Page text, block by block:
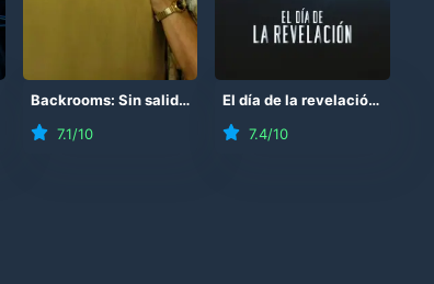
2026)
Backrooms: Sin salida 2026 )
7.1/10
El día de la revelación
7.4/10